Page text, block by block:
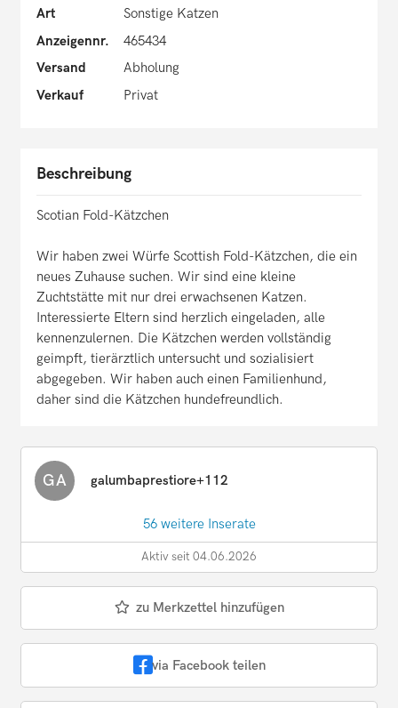
Art
Sonstige Katzen
Anzeigennr.
465434
Versand
Abholung
Verkauf
Privat
Beschreibung
Scotian Fold-Kätzchen
Wir haben zwei Würfe Scottish Fold-Kätzchen, die ein
neues Zuhause suchen. Wir sind eine kleine
Zuchtstätte mit nur drei erwachsenen Katzen.
Interessierte Eltern sind herzlich eingeladen, alle
kennenzulernen. Die Kätzchen werden vollständig
geimpft, tierärztlich untersucht und sozialisiert
abgegeben. Wir haben auch einen Familienhund,
daher sind die Kätzchen hundefreundlich.
GA galumbaprestiore+112
56 weitere Inserate
Aktiv seit 04.06.2026
zu Merkzettel hinzufügen
via Facebook teilen